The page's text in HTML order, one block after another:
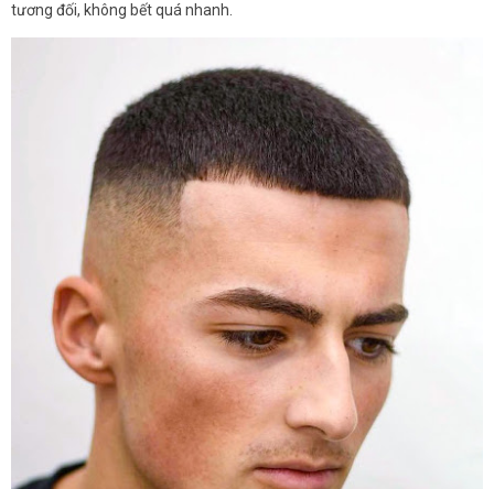
tương đối, không bết quá nhanh.